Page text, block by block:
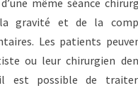
même séance
gravité et de la
Les patients
ou leur chirurgien
est possible de